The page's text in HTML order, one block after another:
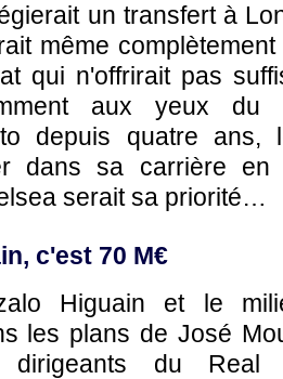
un transfert à
même
qui n'offrirait pas
aux yeux du
depuis quatre ans,
dans sa carrière en
serait sa priorité…
c'est 70 M€
Higuain et le
les plans de José
dirigeants du Real